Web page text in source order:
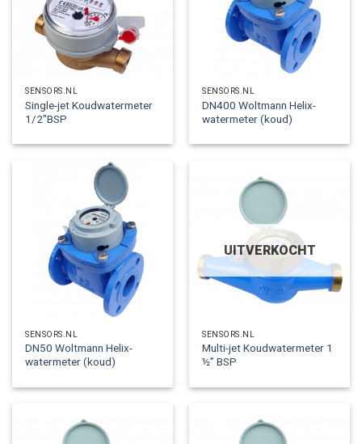
SENSORS.NL
Single-jet Koudwatermeter
1/2″BSP
SENSORS.NL
DN400 Woltmann Helix-
watermeter (koud)
SENSORS.NL
DN50 Woltmann Helix-
watermeter (koud)
UITVERKOCHT
SENSORS.NL
Multi-jet Koudwatermeter 1
½” BSP